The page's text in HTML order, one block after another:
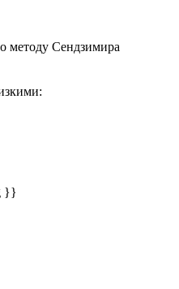
методу Сендзимира
}}